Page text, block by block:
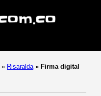
» Risaralda » Firma digital